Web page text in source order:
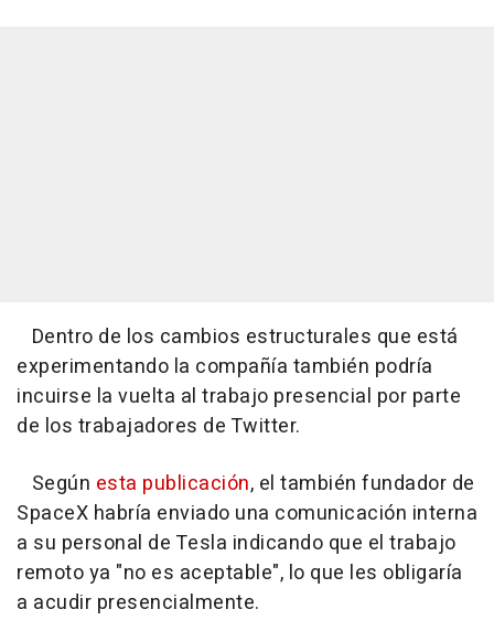
Dentro de los cambios estructurales que está
experimentando la compañía también podría
incuirse la vuelta al trabajo presencial por parte
de los trabajadores de Twitter.
Según esta publicación, el también fundador de
SpaceX habría enviado una comunicación interna
a su personal de Tesla indicando que el trabajo
remoto ya "no es aceptable", lo que les obligaría
a acudir presencialmente.